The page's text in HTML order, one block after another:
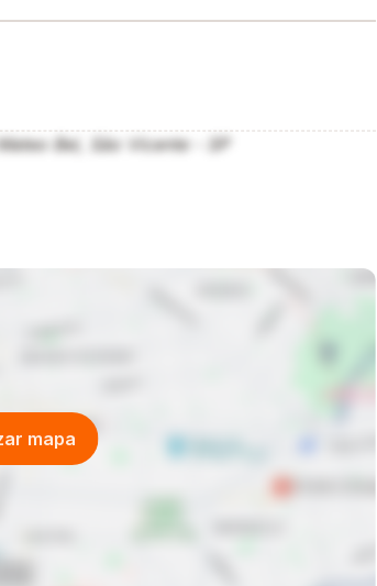
que os estudantes adquiram
desenvolvimento acadêmico e pessoal.
Bei, São Vicente - SP
mapa